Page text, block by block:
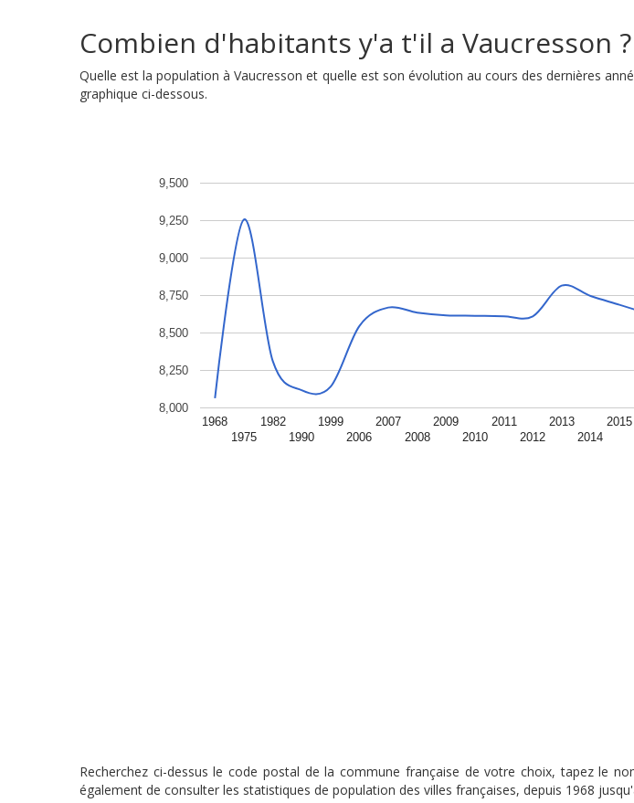
Combien d'habitants y'a t'il a Vaucresson ?
Quelle est la population à Vaucresson et quelle est son évolution au cours des dernières
graphique ci-dessous.
1968
1975
1982
1990
1999
2006
2007
2008
2009
2010
2011
2012
2013
2014
2015
8,000
8,250
8,500
8,750
9,000
9,250
9,500
Recherchez ci-dessus le code postal de la commune française de votre choix, tapez le
également de consulter les statistiques de population des villes françaises, depuis 1968